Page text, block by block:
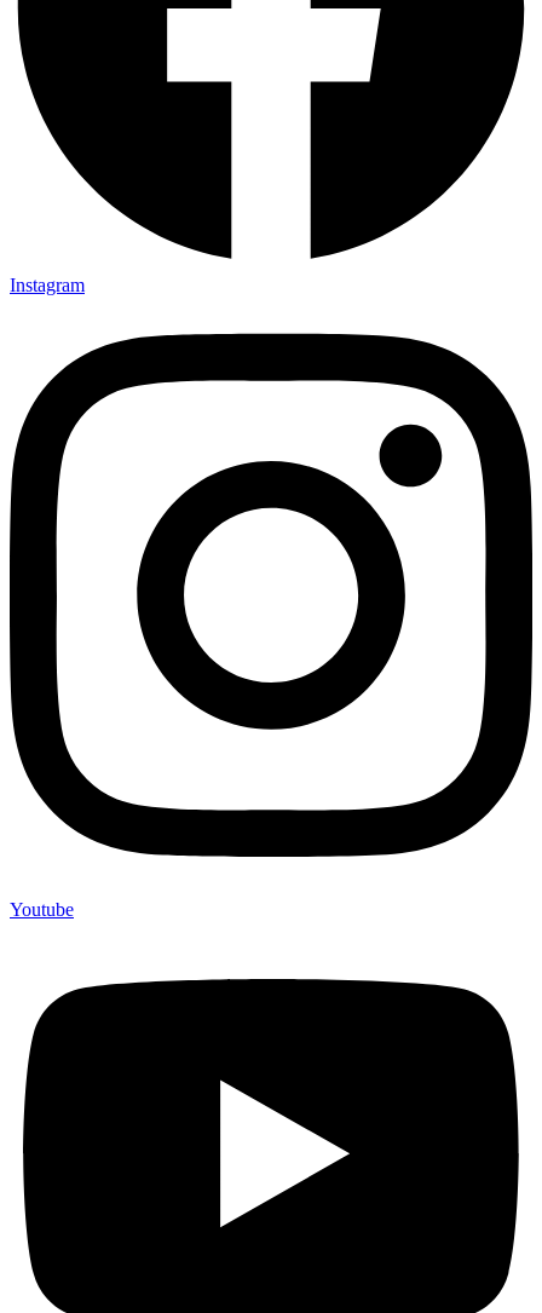
Instagram
Youtube